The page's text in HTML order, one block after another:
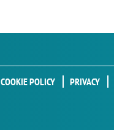
COOKIE POLICY PRIVACY